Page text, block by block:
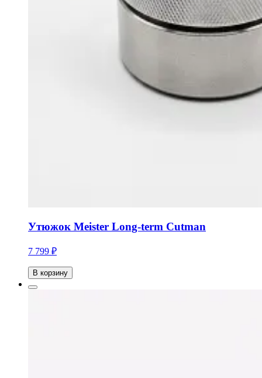
Утюжок Meister Long-term Cutman
7 799 ₽
В корзину